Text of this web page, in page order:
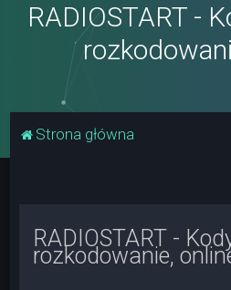
RADIOSTART -
Strona główna
RADIOSTART -
rozkodowanie,